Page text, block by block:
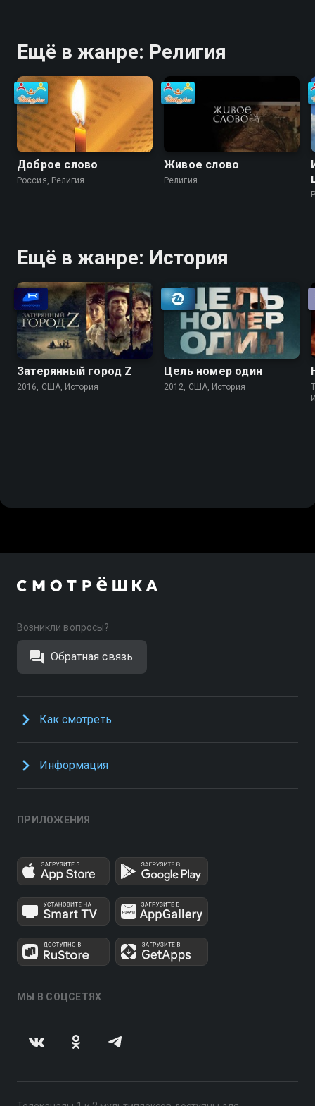
Ещё в жанре: Религия
Доброе слово
Россия, Религия
Живое слово
Религия
Ещё в жанре: История
Затерянный город Z
2016, США, История
Цель номер один
2012, США, История
Возникли вопросы?
Обратная связь
Как смотреть
Информация
ПРИЛОЖЕНИЯ
МЫ В СОЦСЕТЯХ